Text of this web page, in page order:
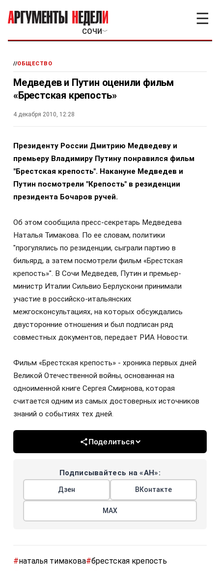
СОЧИ ﹀
☰
//ОБЩЕСТВО
Медведев и Путин оценили фильм
«Брестская крепость»
4 декабря 2010, 12:28
Президенту России Дмитрию Медведеву и
премьеру Владимиру Путину понравился фильм
"Брестская крепость". Накануне Медведев и
Путин посмотрели "Крепость" в резиденции
президента Бочаров ручей.
Об этом сообщила пресс-секретарь Медведева
Наталья Тимакова. По ее словам, политики
"прогулялись по резиденции, сыграли партию в
бильярд, а затем посмотрели фильм «Брестская
крепость»". В Сочи Медведев, Путин и премьер-
министр Италии Сильвио Берлускони принимали
участие в российско-итальянских
межгосконсультациях, на которых обсуждались
двусторонние отношения и был подписан ряд
совместных документов, передает РИА Новости.
Фильм «Брестская крепость» - хроника первых дней
Великой Отечественной войны, основанная на
одноименной книге Сергея Смирнова, которая
считается одним из самых достоверных источников
знаний о событиях тех дней.
Поделиться
Подписывайтесь на «АН»:
Дзен ВКонтакте
МАХ
#наталья тимакова#брестская крепость